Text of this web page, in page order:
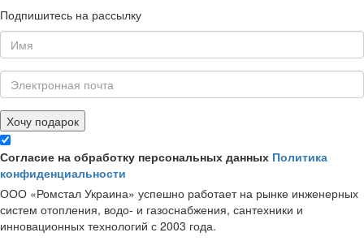
Подпишитесь на рассылку
Хочу подарок
Согласие на обработку персональных данных Политика
конфиденциальности
ООО «Ромстал Украина» успешно работает на рынке инженерных
систем отопления, водо- и газоснабжения, сантехники и
инновационных технологий с 2003 года.